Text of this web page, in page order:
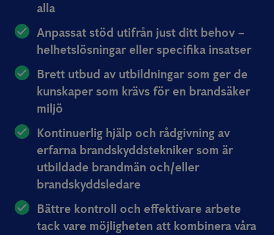
alla
Anpassat stöd utifrån just ditt behov –
helhetslösningar eller specifika insatser
Brett utbud av utbildningar som ger de
kunskaper som krävs för en brandsäker
miljö
Kontinuerlig hjälp och rådgivning av
erfarna brandskyddstekniker som är
utbildade brandmän och/eller
brandskyddsledare
Bättre kontroll och effektivare arbete
tack vare möjligheten att kombinera våra